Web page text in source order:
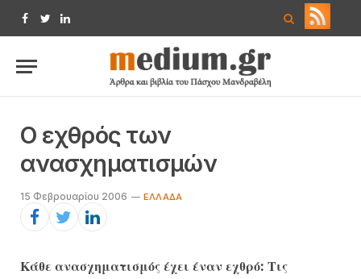
Facebook
TwitterLinkedIn
Ο εχθρός των
ανασχηματισμών
15 Φεβρουαρίου 2006 ΕΛΛΆΔΑ
Κάθε ανασχηματισμός έχει έναν εχθρό: Τις